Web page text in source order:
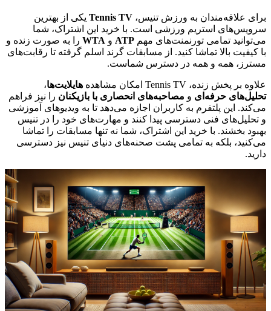
برای علاقه‌مندان به ورزش تنیس، Tennis TV یکی از بهترین
سرویس‌های استریم ورزشی است. با خرید این اشتراک، شما
می‌توانید تمامی تورنمنت‌های مهم ATP و WTA را به صورت زنده و
با کیفیت بالا تماشا کنید. از مسابقات گرند اسلم گرفته تا رقابت‌های
مسترز، همه و همه در دسترس شماست.
علاوه بر پخش زنده، Tennis TV امکان مشاهده هایلایت‌ها،
تحلیل‌های حرفه‌ای و مصاحبه‌های انحصاری با بازیکنان را نیز فراهم
می‌کند. این پلتفرم به کاربران اجازه می‌دهد تا به ویدیوهای آموزشی
و تحلیل‌های فنی دسترسی پیدا کنند و مهارت‌های خود را در تنیس
بهبود بخشند. با خرید این اشتراک، شما نه تنها مسابقات را تماشا
می‌کنید، بلکه به تمامی پشت صحنه‌های دنیای تنیس نیز دسترسی
دارید.